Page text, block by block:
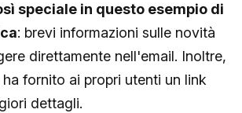
speciale in questo esempio di
: brevi informazioni sulle novità
direttamente nell'email. Inoltre,
ha fornito ai propri utenti un link
dettagli.